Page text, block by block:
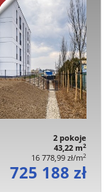
2 pokoje
43,22 m2
16 778,99 zł/m2
725 188 zł